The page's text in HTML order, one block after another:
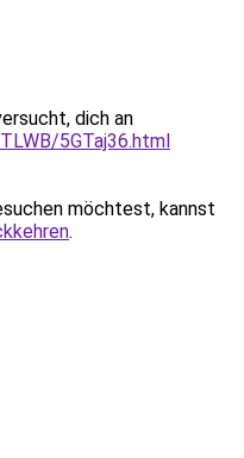
dich an
5GTaj36.html
möchtest, kannst
.